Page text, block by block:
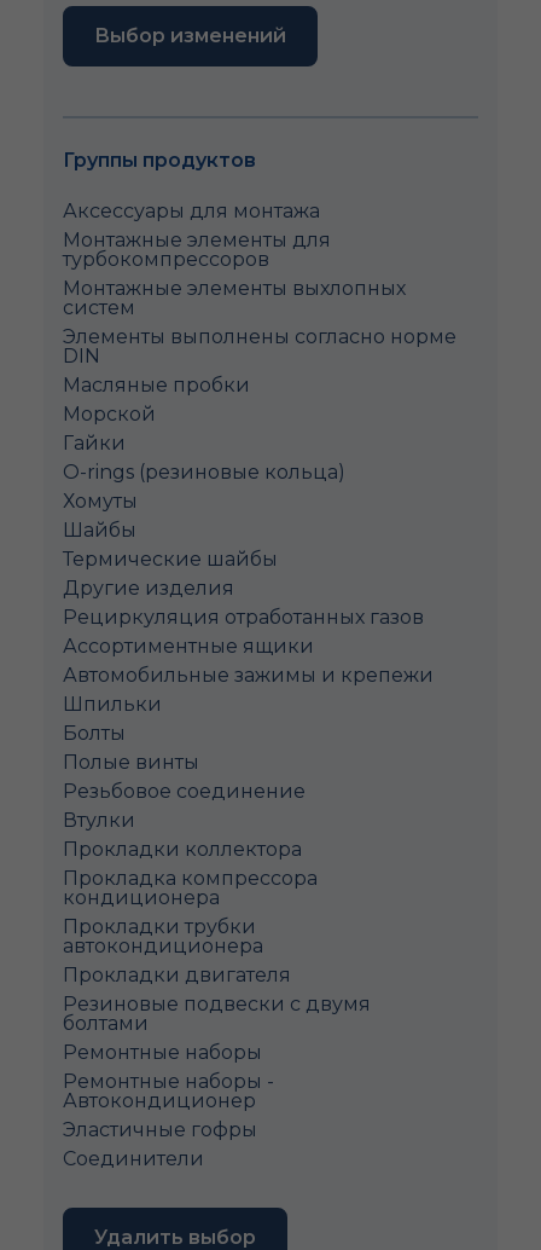
Выбор изменений
Группы продуктов
Аксессуары для монтажа
Монтажные элементы для
турбокомпрессоров
Монтажные элементы выхлопных
систем
Элементы выполнены согласно норме
DIN
Масляные пробки
Морской
Гайки
O-rings (резиновые кольца)
Хомуты
Шайбы
Термические шайбы
Другие изделия
Рециркуляция отработанных газов
Ассортиментные ящики
Автомобильные зажимы и крепежи
Шпильки
Болты
Полые винты
Pезьбовое соединение
Втулки
Прокладки коллектора
Прокладка компрессора
кондиционера
Прокладки трубки
автокондиционера
Прокладки двигателя
Резиновые подвески с двумя
болтами
Ремонтные наборы
Ремонтные наборы -
Автокондиционер
Эластичные гофры
Соединители
Удалить выбор